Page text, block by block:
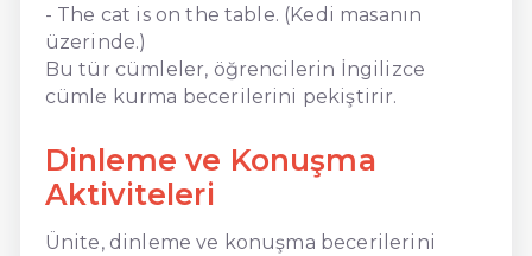
- The cat is on the table. (Kedi masanın
üzerinde.)
Bu tür cümleler, öğrencilerin İngilizce
cümle kurma becerilerini pekiştirir.
Dinleme ve Konuşma
Aktiviteleri
Ünite, dinleme ve konuşma becerilerini